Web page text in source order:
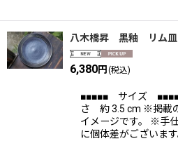
八木橋昇 黒釉 リム皿
6,380円 (税込)
■■■■■ サイズ
さ 約 3.5 cm ※掲載
イメージです。 ※手
に個体差がございま